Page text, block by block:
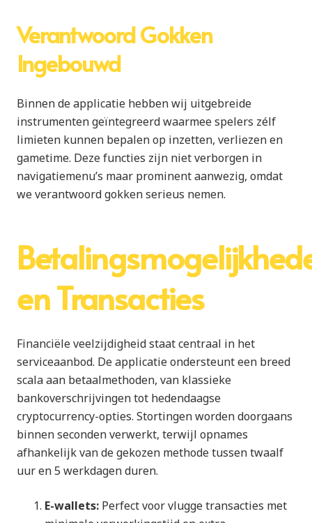
Verantwoord Gokken
Ingebouwd
Binnen de applicatie hebben wij uitgebreide
instrumenten geïntegreerd waarmee spelers zélf
limieten kunnen bepalen op inzetten, verliezen en
gametime. Deze functies zijn niet verborgen in
navigatiemenu’s maar prominent aanwezig, omdat
we verantwoord gokken serieus nemen.
en Transacties
Financiële veelzijdigheid staat centraal in het
serviceaanbod. De applicatie ondersteunt een breed
scala aan betaalmethoden, van klassieke
bankoverschrijvingen tot hedendaagse
cryptocurrency-opties. Stortingen worden doorgaans
binnen seconden verwerkt, terwijl opnames
afhankelijk van de gekozen methode tussen twaalf
uur en 5 werkdagen duren.
E-wallets: Perfect voor vlugge transacties met